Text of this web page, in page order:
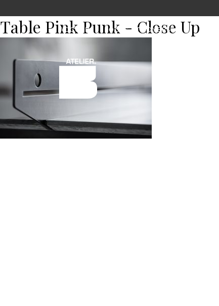
ACCUEIL FOURS ET FOYERS
Table Pink Punk - Close Up